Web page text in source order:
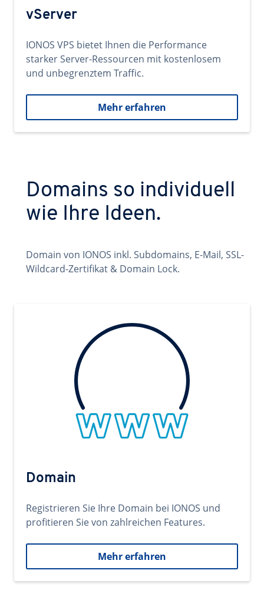
vServer
IONOS VPS bietet Ihnen die Performance
starker Server-Ressourcen mit kostenlosem
und unbegrenztem Traffic.
Mehr erfahren
Domains so individuell
wie Ihre Ideen.
Domain von IONOS inkl. Subdomains, E-Mail, SSL-
Wildcard-Zertifikat & Domain Lock.
Domain
Registrieren Sie Ihre Domain bei IONOS und
profitieren Sie von zahlreichen Features.
Mehr erfahren